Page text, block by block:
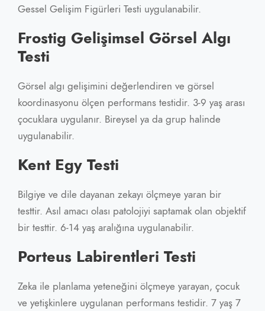
Gessel Gelişim Figürleri Testi uygulanabilir.
Frostig Gelişimsel Görsel Algı
Testi
Görsel algı gelişimini değerlendiren ve görsel
koordinasyonu ölçen performans testidir. 3-9 yaş arası
çocuklara uygulanır. Bireysel ya da grup halinde
uygulanabilir.
Kent Egy Testi
Bilgiye ve dile dayanan zekayı ölçmeye yaran bir
testtir. Asıl amacı olası patolojiyi saptamak olan objektif
bir testtir. 6-14 yaş aralığına uygulanabilir.
Porteus Labirentleri Testi
Zeka ile planlama yeteneğini ölçmeye yarayan, çocuk
ve yetişkinlere uygulanan performans testidir. 7 yaş 7